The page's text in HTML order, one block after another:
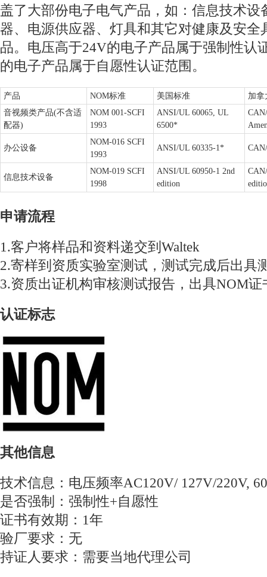
盖了大部份电子电气产品，如：信息技术设
器、电源供应器、灯具和其它对健康及安全
品。电压高于24V的电子产品属于强制性认
的电子产品属于自愿性认证范围。
产品 NOM标准 美国标准
加拿
音视频类产品(不含适
配器)
NOM 001-SCFI
1993
ANSI/UL 60065, UL
6500*
办公设备
NOM-016 SCFI
1993
ANSI/UL 60335-1*
信息技术设备
NOM-019 SCFI
1998
ANSI/UL 60950-1 2nd
edition
申请流程
1.客户将样品和资料递交到Waltek
2.寄样到资质实验室测试，测试完成后出具
3.资质出证机构审核测试报告，出具NOM证
认证标志
其他信息
技术信息：电压频率AC120V/ 127V/220V,
是否强制：强制性+自愿性
证书有效期：1年
验厂要求：无
持证人要求：需要当地代理公司